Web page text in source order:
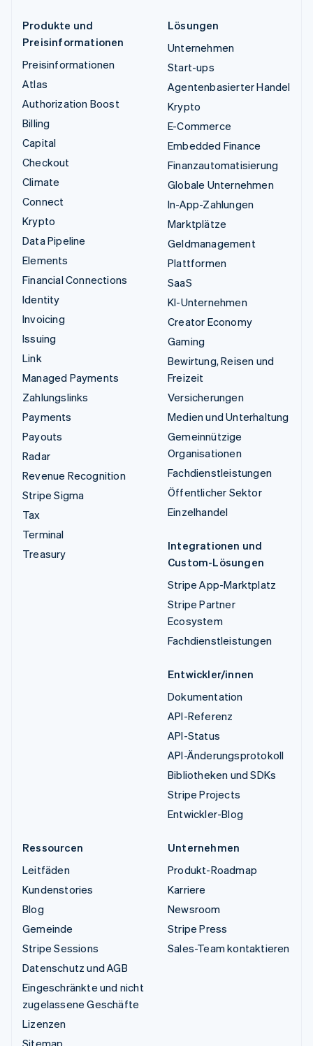
Produkte und
Preisinformationen
Preisinformationen
Atlas
Authorization Boost
Billing
Capital
Checkout
Climate
Connect
Krypto
Data Pipeline
Elements
Financial Connections
Identity
Invoicing
Issuing
Link
Managed Payments
Zahlungslinks
Payments
Payouts
Radar
Revenue Recognition
Stripe Sigma
Tax
Terminal
Treasury
Lösungen
Unternehmen
Start-ups
Agentenbasierter Handel
Krypto
E-Commerce
Embedded Finance
Finanzautomatisierung
Globale Unternehmen
In-App-Zahlungen
Marktplätze
Geldmanagement
Plattformen
SaaS
KI-Unternehmen
Creator Economy
Gaming
Bewirtung, Reisen und
Freizeit
Versicherungen
Medien und Unterhaltung
Gemeinnützige
Organisationen
Fachdienstleistungen
Öffentlicher Sektor
Einzelhandel
Integrationen und
Custom-Lösungen
Stripe App-Marktplatz
Stripe Partner
Ecosystem
Fachdienstleistungen
Entwickler/innen
Dokumentation
API-Referenz
API-Status
API-Änderungsprotokoll
Bibliotheken und SDKs
Stripe Projects
Entwickler-Blog
Ressourcen
Leitfäden
Kundenstories
Blog
Gemeinde
Stripe Sessions
Datenschutz und AGB
Eingeschränkte und nicht
zugelassene Geschäfte
Lizenzen
Unternehmen
Produkt-Roadmap
Karriere
Newsroom
Stripe Press
Sales-Team kontaktieren